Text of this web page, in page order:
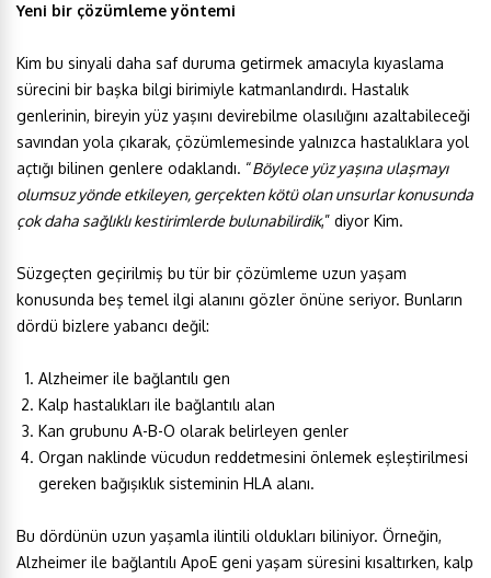
Yeni bir çözümleme yöntemi
Kim bu sinyali daha saf duruma getirmek amacıyla kıyaslama
sürecini bir başka bilgi birimiyle katmanlandırdı. Hastalık
genlerinin, bireyin yüz yaşını devirebilme olasılığını azaltabileceği
savından yola çıkarak, çözümlemesinde yalnızca hastalıklara yol
açtığı bilinen genlere odaklandı. “Böylece yüz yaşına ulaşmayı
olumsuz yönde etkileyen, gerçekten kötü olan unsurlar konusunda
çok daha sağlıklı kestirimlerde bulunabilirdik,” diyor Kim.
Süzgeçten geçirilmiş bu tür bir çözümleme uzun yaşam
konusunda beş temel ilgi alanını gözler önüne seriyor. Bunların
dördü bizlere yabancı değil:
Alzheimer ile bağlantılı gen
Kalp hastalıkları ile bağlantılı alan
Kan grubunu A-B-O olarak belirleyen genler
Organ naklinde vücudun reddetmesini önlemek eşleştirilmesi
gereken bağışıklık sisteminin HLA alanı.
Bu dördünün uzun yaşamla ilintili oldukları biliniyor. Örneğin,
Alzheimer ile bağlantılı ApoE geni yaşam süresini kısaltırken, kalp